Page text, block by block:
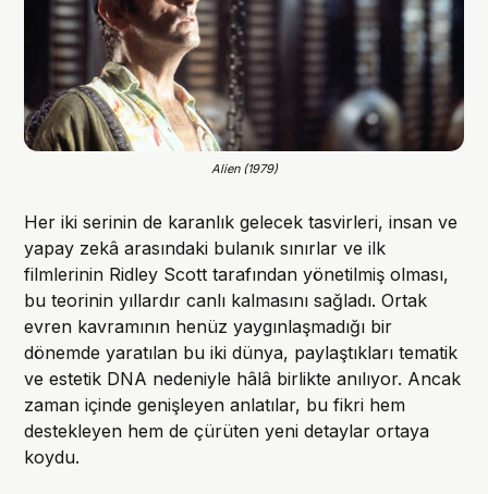
Alien (1979)
Her iki serinin de karanlık gelecek tasvirleri, insan ve
yapay zekâ arasındaki bulanık sınırlar ve ilk
filmlerinin Ridley Scott tarafından yönetilmiş olması,
bu teorinin yıllardır canlı kalmasını sağladı. Ortak
evren kavramının henüz yaygınlaşmadığı bir
dönemde yaratılan bu iki dünya, paylaştıkları tematik
ve estetik DNA nedeniyle hâlâ birlikte anılıyor. Ancak
zaman içinde genişleyen anlatılar, bu fikri hem
destekleyen hem de çürüten yeni detaylar ortaya
koydu.